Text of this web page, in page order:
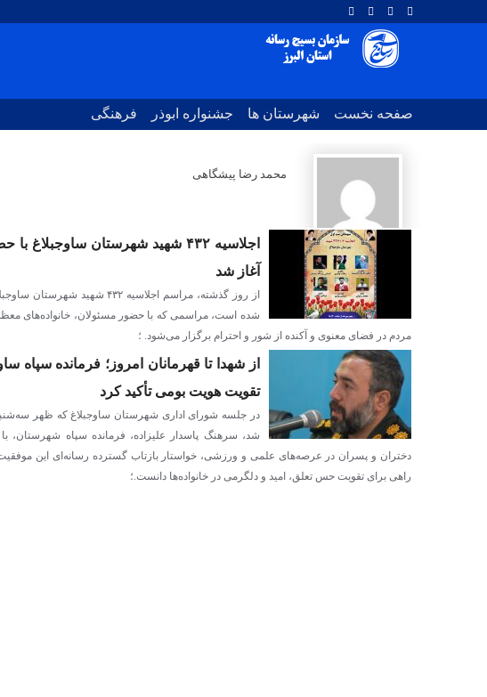
صفحه نخست شهرستان ها جشنواره ابوذر فرهنگی
محمد رضا پیشگاهی
اجلاسیه ۴۳۲ شهید شهرستان
آغاز شد
از روز گذشته، مراسم اجلاسیه ۴۳۲
شده است، مراسمی که با حضور مسئولان، خانواده‌های
مردم در فضای معنوی و آکنده از شور و احترام برگزار می‌شود. ؛
از شهدا تا قهرمانان امروز؛ فرمانده سپاه
تقویت هویت بومی تأکید کرد
شد، سرهنگ پاسدار علیزاده، فرمانده سپاه شهرستان، با
دختران و پسران در عرصه‌های علمی و ورزشی، خواستار بازتاب گسترده رسانه‌ای این
راهی برای تقویت حس تعلق، امید و دلگرمی در خانواده‌ها دانست.؛